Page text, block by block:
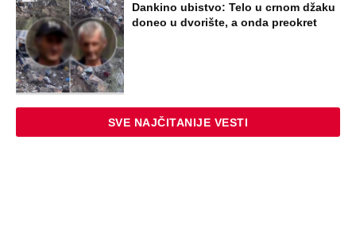
Dankino ubistvo: Telo u crnom džaku
doneo u dvorište, a onda preokret
SVE NAJČITANIJE VESTI